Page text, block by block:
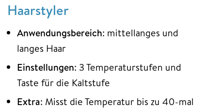
Haarstyler
Anwendungsbereich: mittellanges und
langes Haar
Einstellungen: 3 Temperaturstufen und
Taste für die Kaltstufe
Extra: Misst die Temperatur bis zu 40-mal